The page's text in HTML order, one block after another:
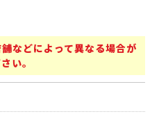
などによって異なる場合が
い。